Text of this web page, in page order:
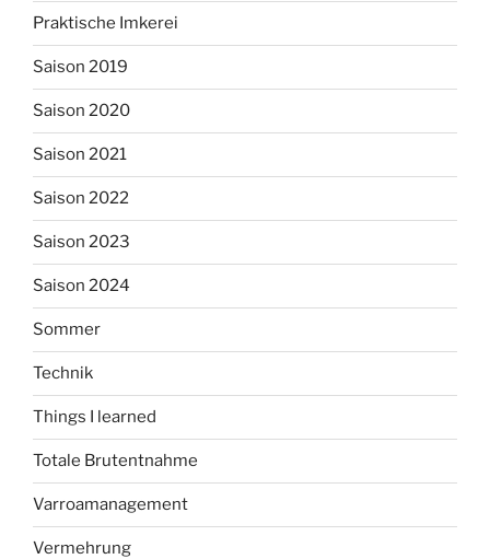
Praktische Imkerei
Saison 2019
Saison 2020
Saison 2021
Saison 2022
Saison 2023
Saison 2024
Sommer
Technik
Things I learned
Totale Brutentnahme
Varroamanagement
Vermehrung